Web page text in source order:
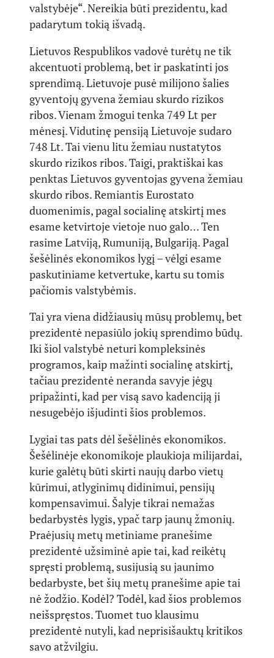
valstybėje“. Nereikia būti prezidentu, kad
padarytum tokią išvadą.
Lietuvos Respublikos vadovė turėtų ne tik
akcentuoti problemą, bet ir paskatinti jos
sprendimą. Lietuvoje pusė milijono šalies
gyventojų gyvena žemiau skurdo rizikos
ribos. Vienam žmogui tenka 749 Lt per
mėnesį. Vidutinę pensiją Lietuvoje sudaro
748 Lt. Tai vienu litu žemiau nustatytos
skurdo rizikos ribos. Taigi, praktiškai kas
penktas Lietuvos gyventojas gyvena žemiau
skurdo ribos. Remiantis Eurostato
duomenimis, pagal socialinę atskirtį mes
esame ketvirtoje vietoje nuo galo… Ten
rasime Latviją, Rumuniją, Bulgariją. Pagal
šešėlinės ekonomikos lygį – vėlgi esame
paskutiniame ketvertuke, kartu su tomis
pačiomis valstybėmis.
Tai yra viena didžiausių mūsų problemų, bet
prezidentė nepasiūlo jokių sprendimo būdų.
Iki šiol valstybė neturi kompleksinės
programos, kaip mažinti socialinę atskirtį,
tačiau prezidentė neranda savyje jėgų
pripažinti, kad per visą savo kadenciją ji
nesugebėjo išjudinti šios problemos.
Lygiai tas pats dėl šešėlinės ekonomikos.
Šešėlinėje ekonomikoje plaukioja milijardai,
kurie galėtų būti skirti naujų darbo vietų
kūrimui, atlyginimų didinimui, pensijų
kompensavimui. Šalyje tikrai nemažas
bedarbystės lygis, ypač tarp jaunų žmonių.
Praėjusių metų metiniame pranešime
prezidentė užsiminė apie tai, kad reikėtų
spręsti problemą, susijusią su jaunimo
bedarbyste, bet šių metų pranešime apie tai
nė žodžio. Kodėl? Todėl, kad šios problemos
neišspręstos. Tuomet tuo klausimu
prezidentė nutyli, kad neprisišauktų kritikos
savo atžvilgiu.